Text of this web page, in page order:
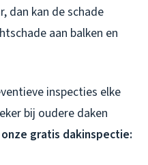
dan kan de schade
aan balken en
inspecties elke
bij oudere daken
onze gratis dakinspectie: